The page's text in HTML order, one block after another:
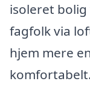
isoleret
fagfolk via
hjem mere
komfortabelt.